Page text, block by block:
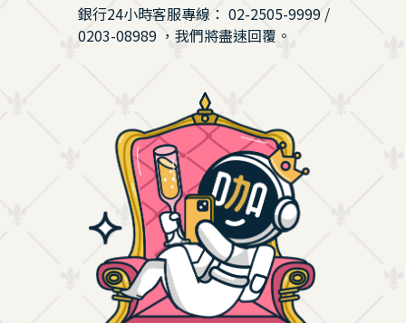
銀行24小時客服專線： 02-2505-9999 /
0203-08989 ，我們將盡速回覆。